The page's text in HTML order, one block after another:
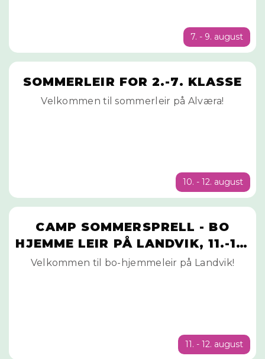
7. - 9. august
SOMMERLEIR FOR 2.-7. KLASSE
Velkommen til sommerleir på Alværa!
10. - 12. august
CAMP SOMMERSPRELL - BO
HJEMME LEIR PÅ LANDVIK, 11.-12.
AUGUST
Velkommen til bo-hjemmeleir på Landvik!
11. - 12. august